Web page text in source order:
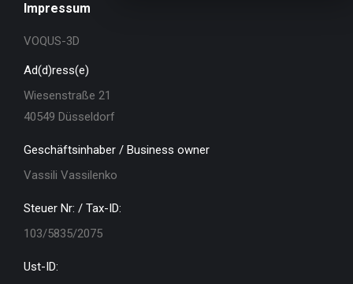
Impressum
VOQUS-3D
Ad(d)ress(e)
Wiesenstraße 21
40549 Düsseldorf
Geschäftsinhaber / Business owner
Vassili Vassilenko
Steuer Nr: / Tax-ID:
103/5835/2075
Ust-ID: